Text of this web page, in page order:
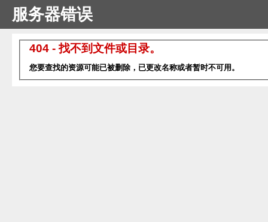
服务器错误
404 - 找不到文件或目录。
您要查找的资源可能已被删除，已更改名称或者暂时不可用。